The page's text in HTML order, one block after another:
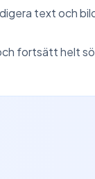
text och
fortsätt helt